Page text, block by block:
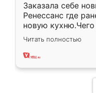
Заказала себе
Ренессанс где
новую кухню.Чего
вполне довольна.
два года,
Читать полностью